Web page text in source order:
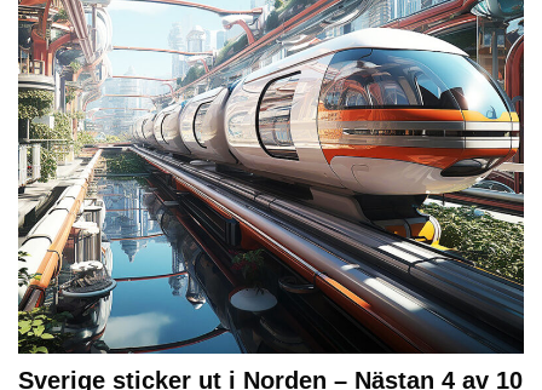
Sverige sticker ut i Norden – Nästan 4 av 10